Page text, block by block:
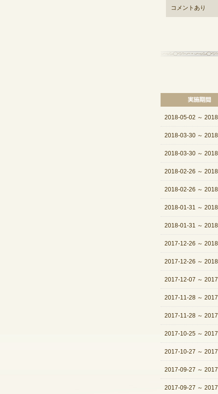
コメントあり
2018-05-02 ～
2018-03-30 ～
2018-03-30 ～
2018-02-26 ～
2018-02-26 ～
2018-01-31 ～
2018-01-31 ～
2017-12-26 ～
2017-12-26 ～
2017-12-07 ～
2017-11-28 ～
2017-11-28 ～
2017-10-25 ～
2017-10-27 ～
2017-09-27 ～
2017-09-27 ～